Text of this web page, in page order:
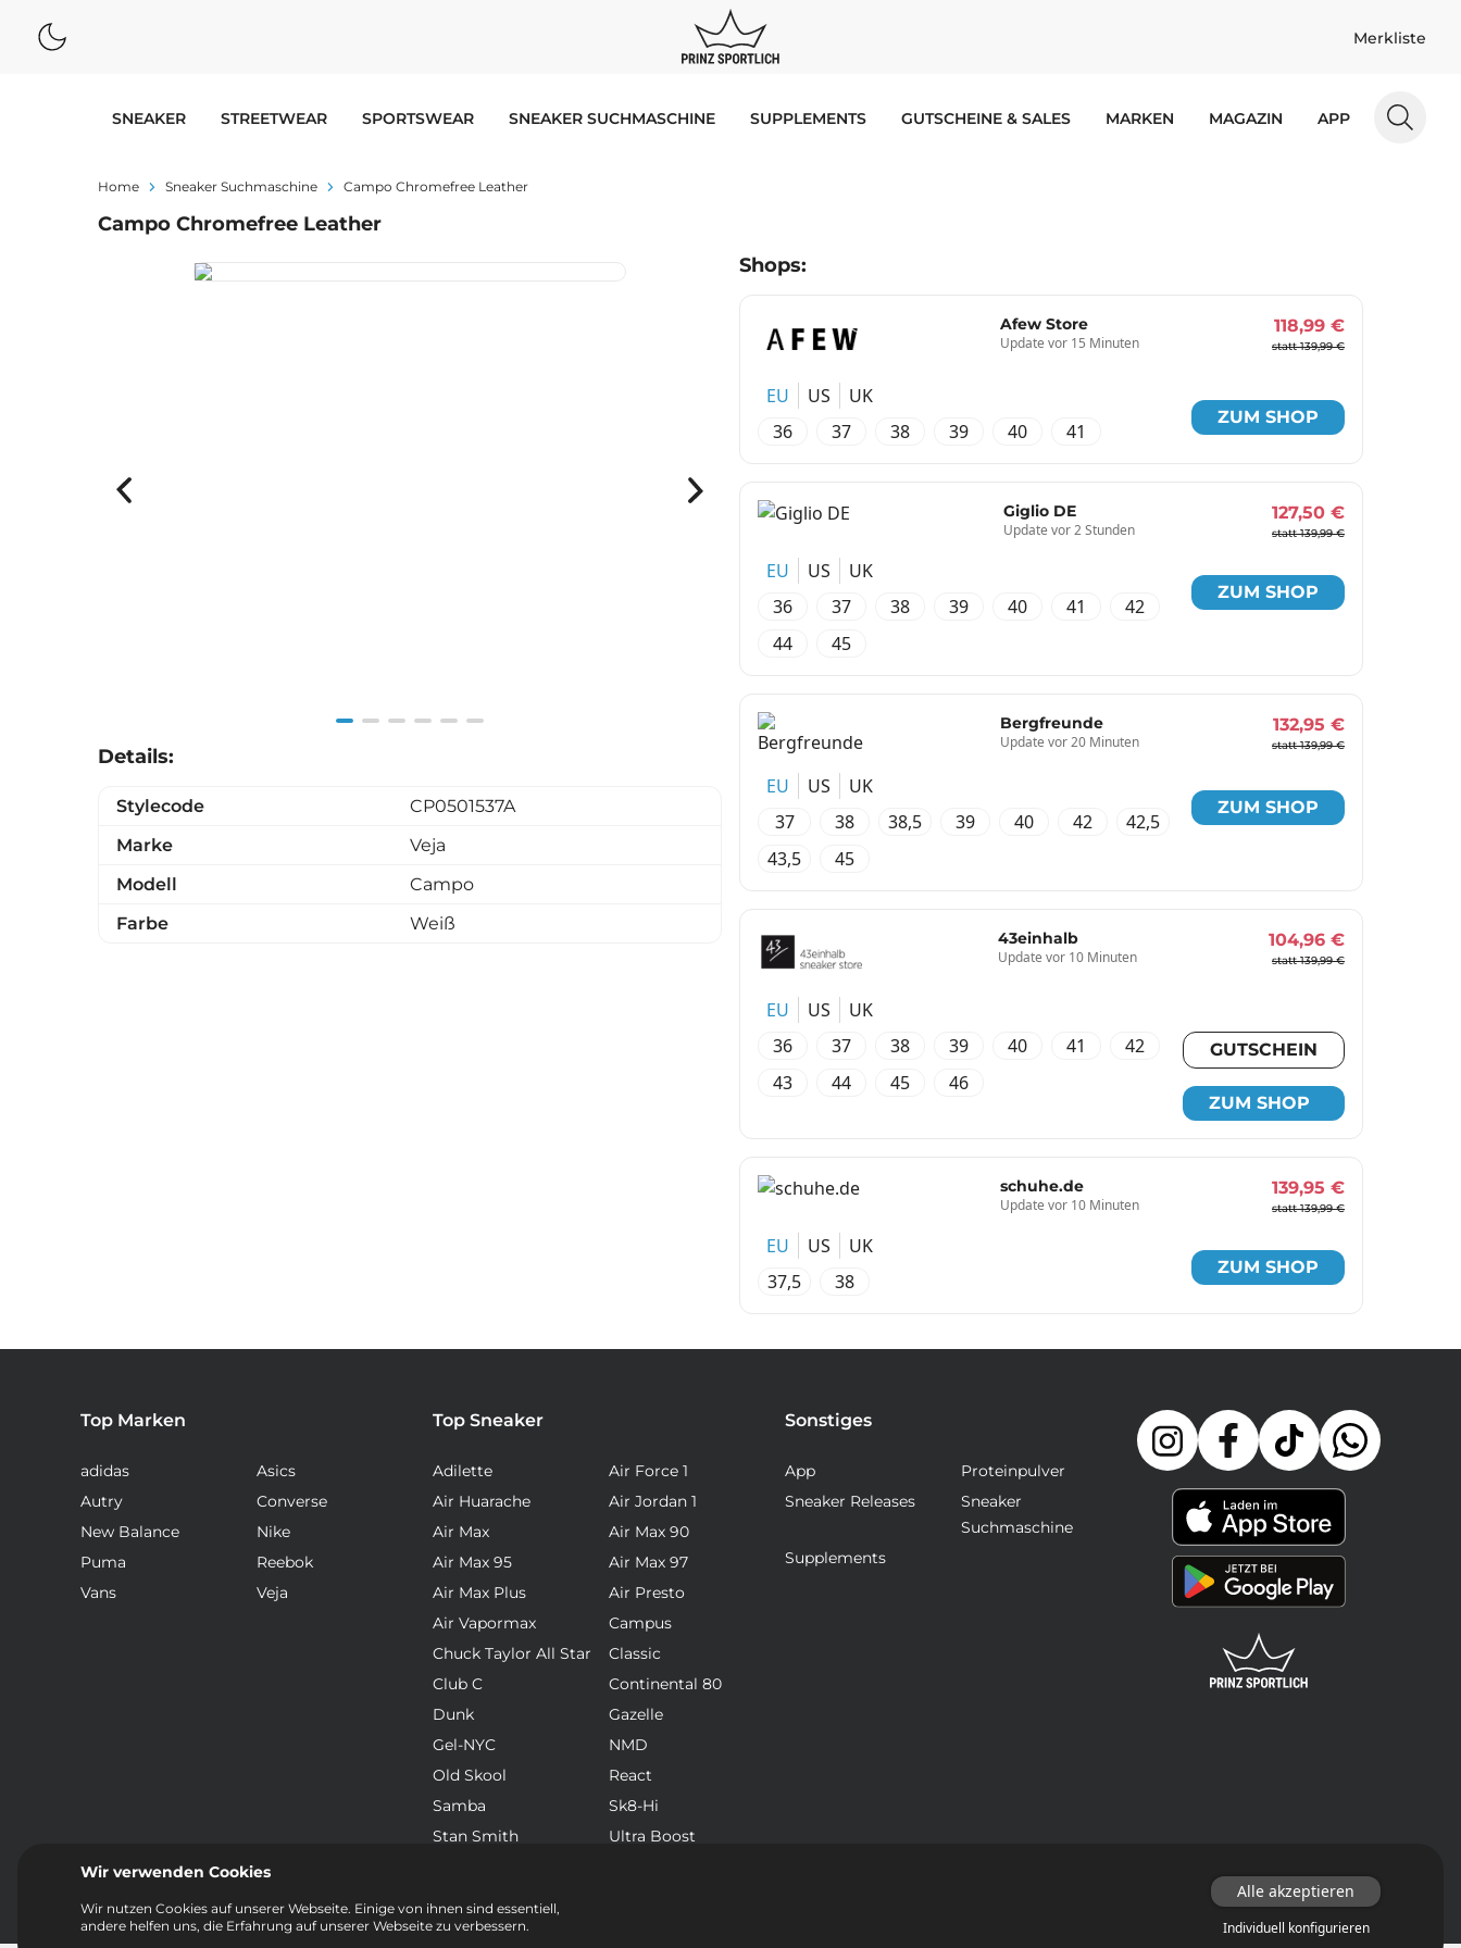
Merkliste
SNEAKER STREETWEAR SPORTSWEAR SNEAKER SUCHMASCHINE SUPPLEMENTS GUTSCHEINE & SALES MARKEN MAGAZIN APP
Home Sneaker Suchmaschine Campo Chromefree Leather
Campo Chromefree Leather
6
Shops:
Afew Store
Update vor 15 Minuten
118,99 €
statt 139,99 €
EU US
UK
36
37 38 39 40 41
ZUM SHOP
Giglio DE
Update vor 2 Stunden
127,50 €
statt 139,99 €
EU US
UK
36
37 38 39 40 41
42
44
45
ZUM SHOP
Bergfreunde
Update vor 20 Minuten
132,95 €
statt 139,99 €
EU US
UK
37
38 38,5 39 40 42
42,5
43,5
45
ZUM SHOP
43einhalb
Update vor 10 Minuten
104,96 €
statt 139,99 €
EU US
UK
36
37 38 39 40 41
42
43
44 45 46
GUTSCHEIN
ZUM SHOP
schuhe.de
Update vor 10 Minuten
139,95 €
statt 139,99 €
EU US
UK
37,5
38
ZUM SHOP
Details:
Stylecode
CP0501537A
Marke
Veja
Modell
Campo
Farbe
Weiß
Top Marken
adidas
Asics
Autry
Converse
New Balance
Nike
Puma
Reebok
Vans
Veja
Top Sneaker
Adilette
Air Force 1
Air Huarache
Air Jordan 1
Air Max
Air Max 90
Air Max 95
Air Max 97
Air Max Plus
Air Presto
Air Vapormax
Campus
Chuck Taylor All Star
Classic
Club C
Continental 80
Dunk
Gazelle
Gel-NYC
NMD
Old Skool
React
Samba
Sk8-Hi
Stan Smith
Ultra Boost
Sonstiges
App
Proteinpulver
Sneaker Releases
Sneaker
Suchmaschine
Supplements
Wir verwenden Cookies
Wir nutzen Cookies auf unserer Webseite. Einige von ihnen sind essentiell,
andere helfen uns, die Erfahrung auf unserer Webseite zu verbessern.
Alle akzeptieren
Individuell konfigurieren